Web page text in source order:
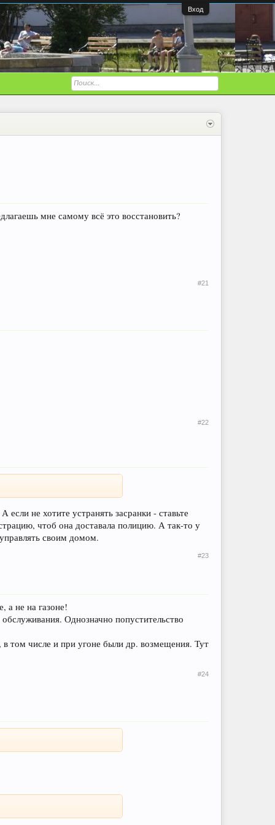
Вход
мне самому всё это восстановить?
#21
#22
не хотите устранять засранки - ставьте
чтоб она доставала полицию. А так-то у
своим домом.
#23
а не на газоне!
Однозначно попустительство
том числе и при угоне были др. возмещения. Тут
#24